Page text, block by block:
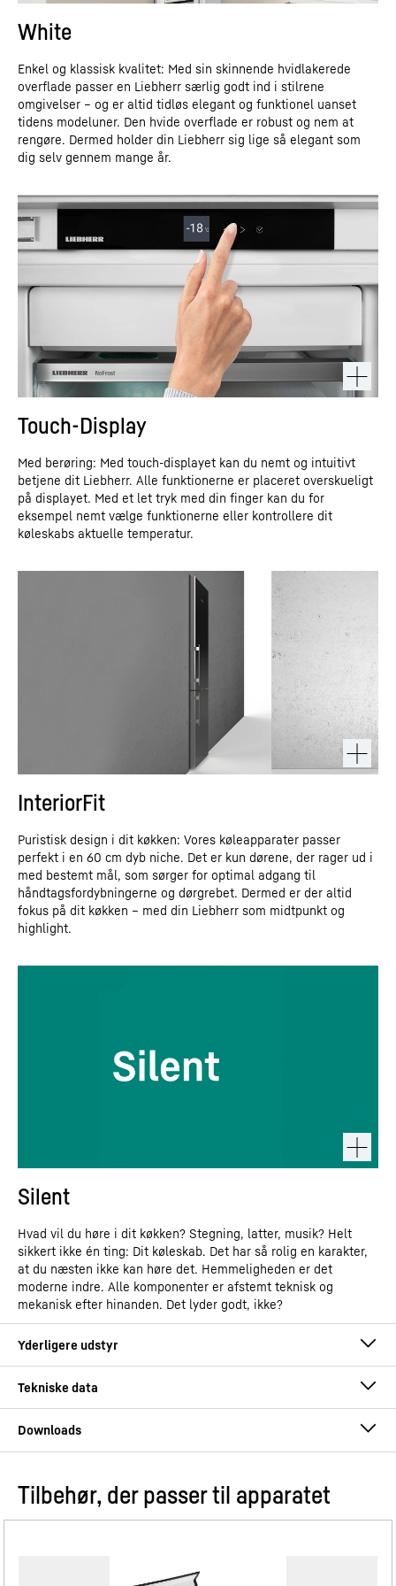
White
Enkel og klassisk kvalitet: Med sin skinnende hvidlakerede
overflade passer en Liebherr særlig godt ind i stilrene
omgivelser – og er altid tidløs elegant og funktionel uanset
tidens modeluner. Den hvide overflade er robust og nem at
rengøre. Dermed holder din Liebherr sig lige så elegant som
dig selv gennem mange år.
Touch-Display
Med berøring: Med touch-displayet kan du nemt og intuitivt
betjene dit Liebherr. Alle funktionerne er placeret overskueligt
på displayet. Med et let tryk med din finger kan du for
eksempel nemt vælge funktionerne eller kontrollere dit
køleskabs aktuelle temperatur.
InteriorFit
Puristisk design i dit køkken: Vores køleapparater passer
perfekt i en 60 cm dyb niche. Det er kun dørene, der rager ud i
med bestemt mål, som sørger for optimal adgang til
håndtagsfordybningerne og dørgrebet. Dermed er der altid
fokus på dit køkken – med din Liebherr som midtpunkt og
highlight.
Silent
Hvad vil du høre i dit køkken? Stegning, latter, musik? Helt
sikkert ikke én ting: Dit køleskab. Det har så rolig en karakter,
at du næsten ikke kan høre det. Hemmeligheden er det
moderne indre. Alle komponenter er afstemt teknisk og
mekanisk efter hinanden. Det lyder godt, ikke?
Produkttype
Fritstående fryser med
Betjeningsinstruktioner
Tilbehør, der passer til apparatet